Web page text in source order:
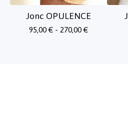
Jonc OPULENCE
95,00 € - 270,00 €